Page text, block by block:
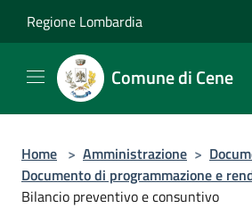
Regione Lombardia
Comune di Cene
Home > Amministrazione >
Documento di programmazione e
Bilancio preventivo e consuntivo